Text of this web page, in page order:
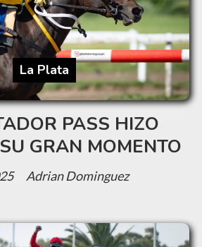
PASS HIZO
GRAN MOMENTO
Adrian Dominguez
La Plata